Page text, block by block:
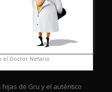
el Doctor Nefario
de Gru y el auténtico